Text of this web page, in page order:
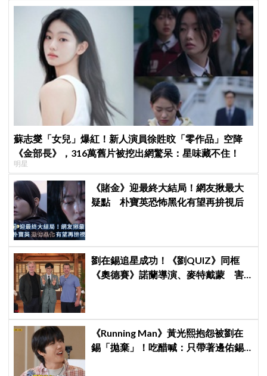
蘇志燮「女兒」爆紅！新人演員徐貹旼「零作品」空降
《金部長》，316萬舊片被挖出網驚呆：星味藏不住！
明星
《賭金》迎最終大結局！網友揪最大
疑點 朴寶英恐怖黑化有望再拚視后
劉在錫追星成功！《劉QUIZ》同框
《奧德賽》諾蘭導演、麥特戴蒙 害
《Running Man》黃光熙抱怨被劉在
錫「拋棄」！吃醋喊：只帶著邊佑錫